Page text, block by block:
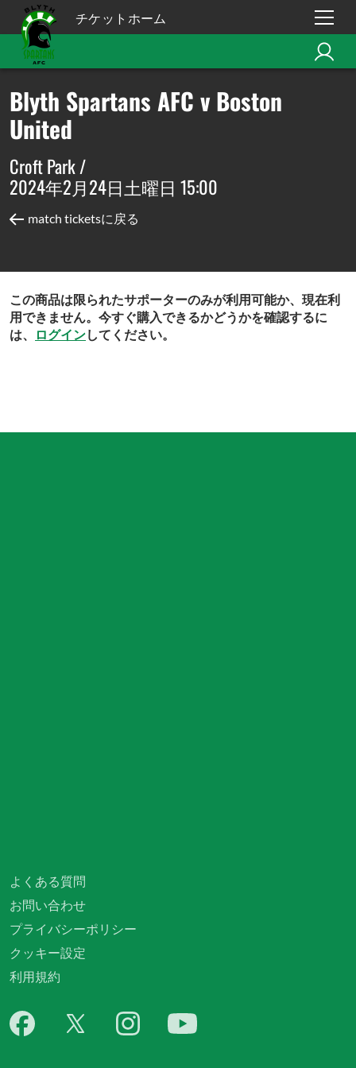
チケットホーム
Blyth Spartans AFC v Boston
United
Croft Park /
2024年2月24日土曜日 15:00
match ticketsに戻る
この商品は限られたサポーターのみが利用可能か、現在利
用できません。今すぐ購入できるかどうかを確認するに
は、
ログインしてください。
よくある質問
お問い合わせ
プライバシーポリシー
クッキー設定
利用規約